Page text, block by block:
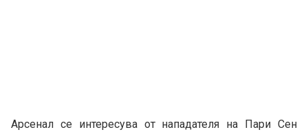
Арсенал се интересува от нападателя на Пари Сен